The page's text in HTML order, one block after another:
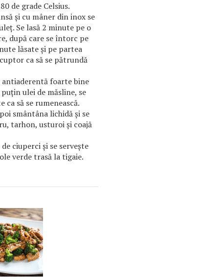
de grade Celsius.
și cu mâner din inox se
Se lasă 2 minute pe o
după care se întorc pe
lăsate și pe partea
ca să se pătrundă
foarte bine
ulei de măsline, se
ca să se rumenească.
smântâna lichidă și se
tarhon, usturoi și coajă
ciuperci și se servește
verde trasă la tigaie.